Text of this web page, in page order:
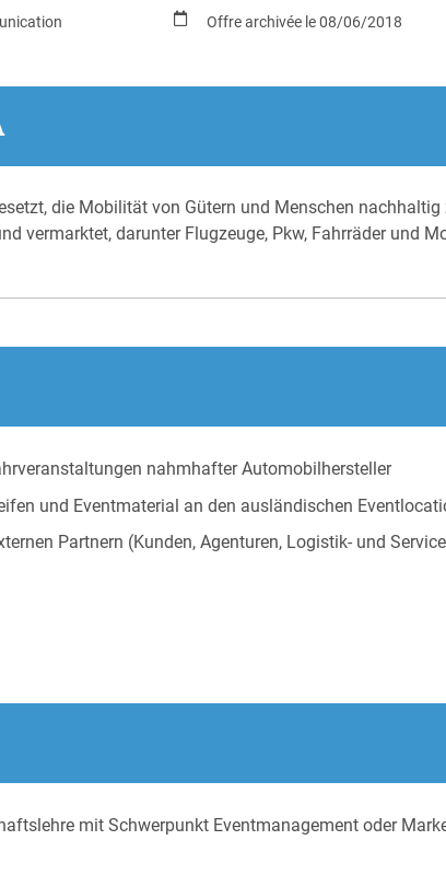
Offre archivée le 08/06/2018
die Mobilität von Gütern und Menschen
vermarktet, darunter Flugzeuge, Pkw, Fahrräder und
nahmhafter Automobilhersteller
und Eventmaterial an den ausländischen
Partnern (Kunden, Agenturen, Logistik- und
mit Schwerpunkt Eventmanagement oder